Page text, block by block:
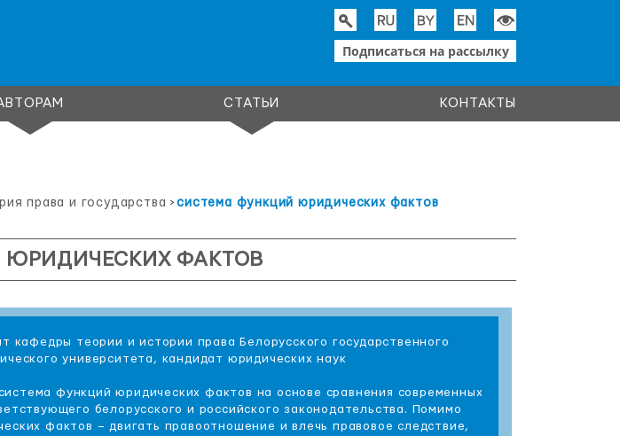
Подписаться на рассылку
СТАТЬИ КОНТАКТЫ
права и государства >система функций юридических фактов
ФАКТОВ
кафедры теории и истории права Белорусского государственного
университета, кандидат юридических наук
функций юридических фактов на основе сравнения современных
белорусского и российского законодательства. Помимо
фактов – двигать правоотношение и влечь правовое следствие,